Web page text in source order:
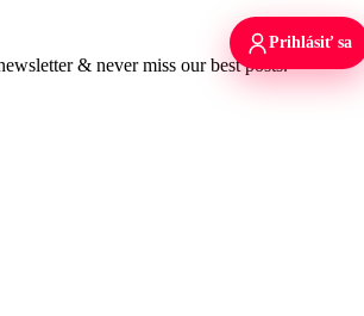
& never miss our best posts.
Prihlásiť sa